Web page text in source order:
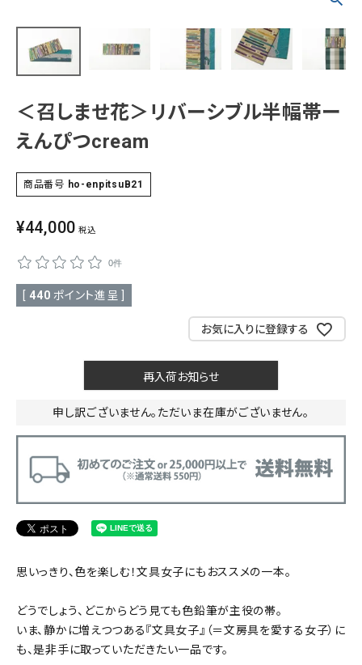
セール商品
正絹 木綿・麻 ポリエステル その他
0-5,000円 5,000-10,000円
20,000-30,000円
tune絞り込んで検索
襦袢
羽織
小物
新作・キャンペーン
SALE
帯結び動画
SHOPPING GUIDE
INFORMATION
＜召しませ花＞リバーシブル半幅帯ー
えんぴつcream
商品番号 ho-enpitsuB21
¥44,000 税込
0件
440 ポイント進呈 ]
お気に入りに登録する
再入荷お知らせ
申し訳ございません。ただいま在庫がございません。
思いっきり、色を楽しむ！文具女子にもおススメの一本。
どうでしょう、どこからどう見ても色鉛筆が主役の帯。
いま、静かに増えつつある『文具女子』（＝文房具を愛する女子）に
も、是非手に取っていただきたい一品です。